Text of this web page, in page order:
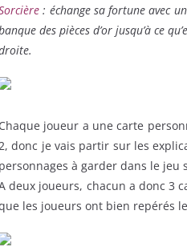
: échange sa fortune avec
des pièces d’or jusqu’à ce
Chaque joueur a une carte
donc je vais partir sur les
personnages à garder dans le
deux joueurs, chacun a donc 3
les joueurs ont bien repérés